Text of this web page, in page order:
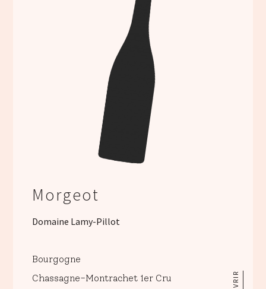
Morgeot
Domaine Lamy-Pillot
Bourgogne
Chassagne-Montrachet 1er Cru